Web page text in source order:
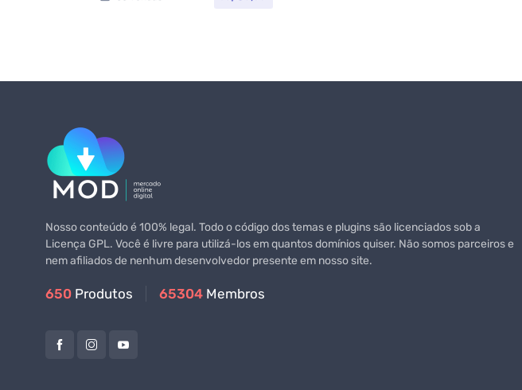
Nosso conteúdo é 100% legal. Todo o código dos temas e plugins são licenciados sob a
Licença GPL. Você é livre para utilizá-los em quantos domínios quiser. Não somos parceiros e
nem afiliados de nenhum desenvolvedor presente em nosso site.
650 Produtos 65304 Membros